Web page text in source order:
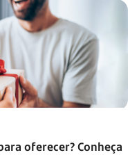
oferecer? Conheça